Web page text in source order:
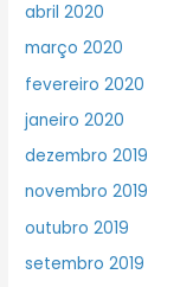
abril 2020
março 2020
fevereiro 2020
janeiro 2020
dezembro 2019
novembro 2019
outubro 2019
setembro 2019